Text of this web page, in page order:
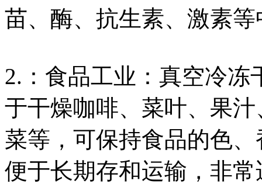
苗、酶、抗生素、激素
2.：食品工业：真空冷
于干燥咖啡、菜叶、果
菜等，可保持食品的色
便于长期存和运输，非